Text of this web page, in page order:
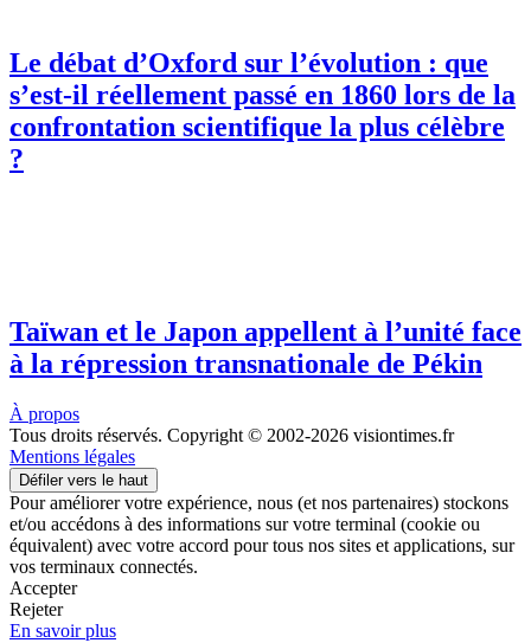
Le débat d’Oxford sur l’évolution : que
s’est-il réellement passé en 1860 lors de la
confrontation scientifique la plus célèbre
?
Taïwan et le Japon appellent à l’unité face
à la répression transnationale de Pékin
À propos
Tous droits réservés. Copyright © 2002-2026 visiontimes.fr
Mentions légales
Défiler vers le haut
Pour améliorer votre expérience, nous (et nos partenaires) stockons
et/ou accédons à des informations sur votre terminal (cookie ou
équivalent) avec votre accord pour tous nos sites et applications, sur
vos terminaux connectés.
Accepter
Rejeter
En savoir plus